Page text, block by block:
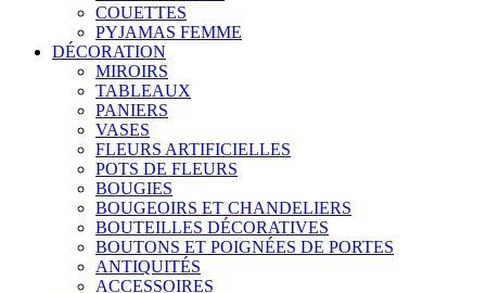
COUETTES
PYJAMAS FEMME
DÉCORATION
MIROIRS
TABLEAUX
PANIERS
VASES
FLEURS ARTIFICIELLES
POTS DE FLEURS
BOUGIES
BOUGEOIRS ET CHANDELIERS
BOUTEILLES DÉCORATIVES
BOUTONS ET POIGNÉES DE PORTES
ANTIQUITÉS
ACCESSOIRES